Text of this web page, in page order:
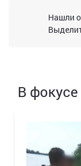
Нашли
В фокусе